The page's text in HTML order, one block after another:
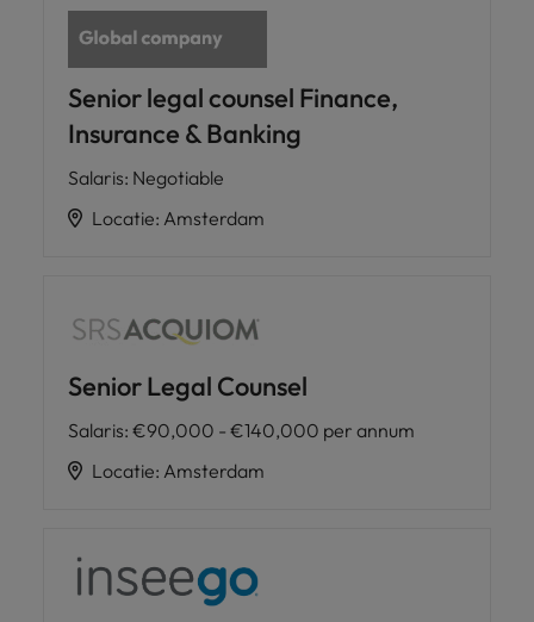
Senior legal counsel Finance,
Insurance & Banking
Salaris: Negotiable
Locatie: Amsterdam
Senior Legal Counsel
Salaris: €90,000 - €140,000 per annum
Locatie: Amsterdam